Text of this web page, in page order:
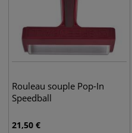
Rouleau souple Pop-In
Speedball
21,50 €